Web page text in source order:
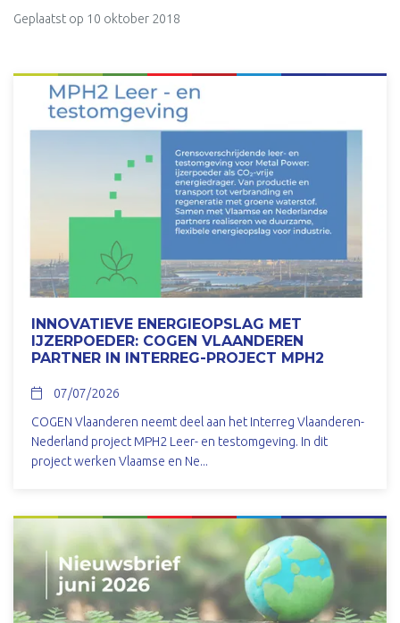
Geplaatst op 10 oktober 2018
INNOVATIEVE ENERGIEOPSLAG MET
IJZERPOEDER: COGEN VLAANDEREN
PARTNER IN INTERREG-PROJECT MPH2
07/07/2026
COGEN Vlaanderen neemt deel aan het Interreg Vlaanderen-
Nederland project MPH2 Leer- en testomgeving. In dit
project werken Vlaamse en Ne...